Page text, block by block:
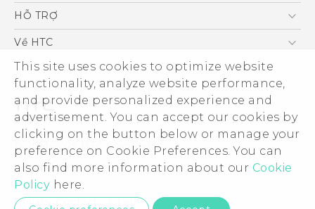
This site uses cookies to optimize website
functionality, analyze website performance,
and provide personalized experience and
advertisement. You can accept our cookies by
clicking on the button below or manage your
preference on Cookie Preferences. You can
also find more information about our Cookie
Policy here.
Điện Thoại Thông Minh
VIVE
HTC Dev
HỖ TRỢ
Trung tâm hỗ trợ
Hỗ trợ bảo hành HTC
Về HTC
ESG
Nhà đầu tư
Làm việc tại HTC
Chính sách bảo mật
Bảo mật sản phẩm
Thông Tin Đấu Thầu
Security and Privacy Whitepaper
© 2011-2026 HTC Corporation
Legal Terms
Privacy Contact:Global-Privacy@htc.com